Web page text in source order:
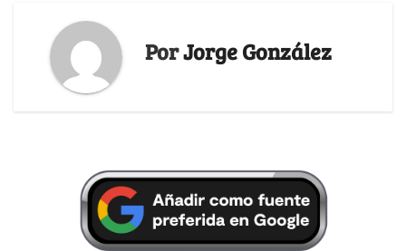
PorJorge González